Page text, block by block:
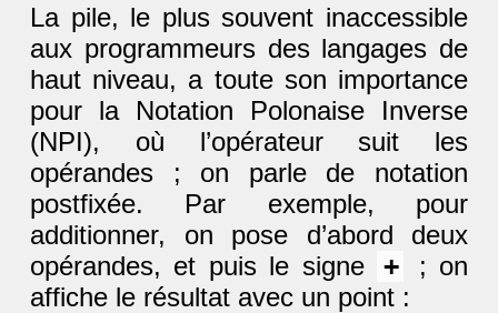
La pile, le plus souvent inaccessible
aux programmeurs des langages de
haut niveau, a toute son importance
pour la Notation Polonaise Inverse
(NPI), où l’opérateur suit les
opérandes ; on parle de notation
postfixée. Par exemple, pour
additionner, on pose d’abord deux
opérandes, et puis le signe
+
; on
affiche le résultat avec un point :